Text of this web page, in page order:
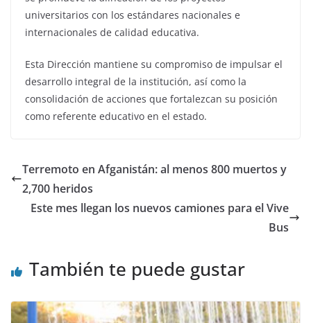
universitarios con los estándares nacionales e
internacionales de calidad educativa.
Esta Dirección mantiene su compromiso de impulsar el
desarrollo integral de la institución, así como la
consolidación de acciones que fortalezcan su posición
como referente educativo en el estado.
Terremoto en Afganistán: al menos 800 muertos y
2,700 heridos
Este mes llegan los nuevos camiones para el Vive
Bus
También te puede gustar